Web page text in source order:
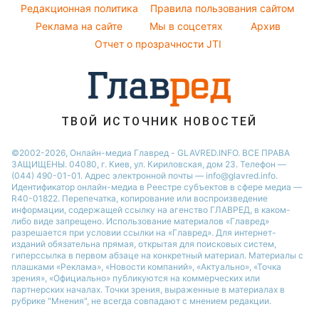
Потап
София Ротару
Новости Одессы
Новости Харькова
Праздничное меню
Народные приметы
Все о шоу-бизнесе
Редакционная политика
Правила пользования сайтом
Реклама на сайте
Мы в соцсетях
Архив
Отчет о прозрачности JTI
ТВОЙ ИСТОЧНИК НОВОСТЕЙ
©2002-2026, Онлайн-медиа Главред - GLAVRED.INFO. ВСЕ ПРАВА
ЗАЩИЩЕНЫ. 04080, г. Киев, ул. Кириловская, дом 23. Телефон —
(044) 490-01-01. Адрес электронной почты — info@glavred.info.
Идентификатор онлайн-медиа в Реестре cубъектов в сфере медиа —
R40-01822. Перепечатка, копирование или воспроизведение
информации, содержащей ссылку на агенство ГЛАВРЕД, в каком-
либо виде запрещено. Использование материалов «Главред»
разрешается при условии ссылки на «Главред». Для интернет-
изданий обязательна прямая, открытая для поисковых систем,
гиперссылка в первом абзаце на конкретный материал. Материалы с
плашками «Реклама», «Новости компаний», «Актуально», «Точка
зрения», «Официально» публикуются на коммерческих или
партнерских началах. Точки зрения, выраженные в материалах в
рубрике "Мнения", не всегда совпадают с мнением редакции.